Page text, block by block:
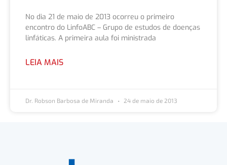
No dia 21 de maio de 2013 ocorreu o primeiro
encontro do LinfoABC – Grupo de estudos de doenças
linfáticas. A primeira aula foi ministrada
LEIA MAIS
Dr. Robson Barbosa de Miranda 24 de maio de 2013